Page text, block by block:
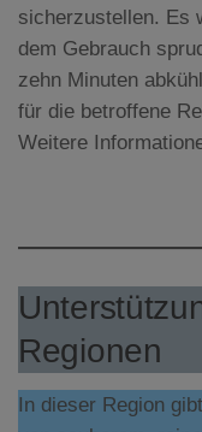
sicherzustellen. Es
dem Gebrauch
zehn Minuten
für die betroffene
Weitere
Regionen
In dieser Region